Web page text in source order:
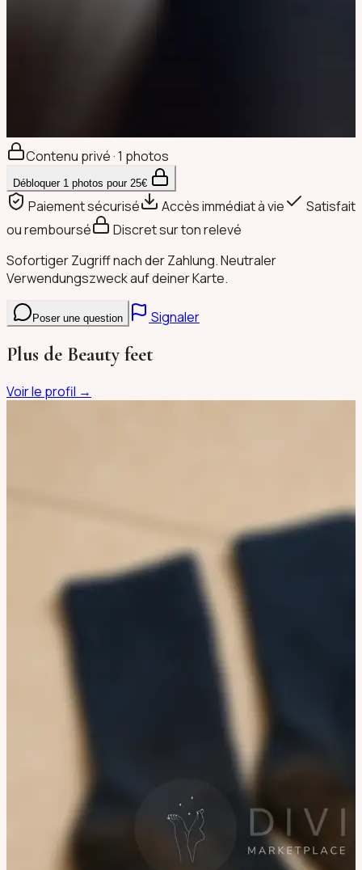
Contenu privé · 1 photos
Débloquer 1 photos pour 25€
Paiement sécurisé Accès immédiat à vie
Satisfait
ou remboursé
Discret sur ton relevé
Sofortiger Zugriff nach der Zahlung. Neutraler
Verwendungszweck auf deiner Karte.
Poser une question Signaler
Plus de Beauty feet
Voir le profil →